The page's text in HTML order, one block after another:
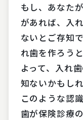
もし、あなた
があれば、入
ないとご存知
れ歯を作ろう
よって、入れ
知ないかもしれ
このような認
歯が保険診療